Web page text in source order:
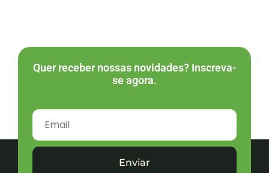
Quer receber nossas novidades? Inscreva-
se agora.
Enviar